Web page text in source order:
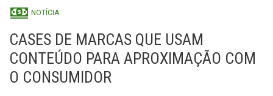
NOTÍCIA
CASES DE MARCAS QUE USAM
CONTEÚDO PARA APROXIMAÇÃO COM
O CONSUMIDOR